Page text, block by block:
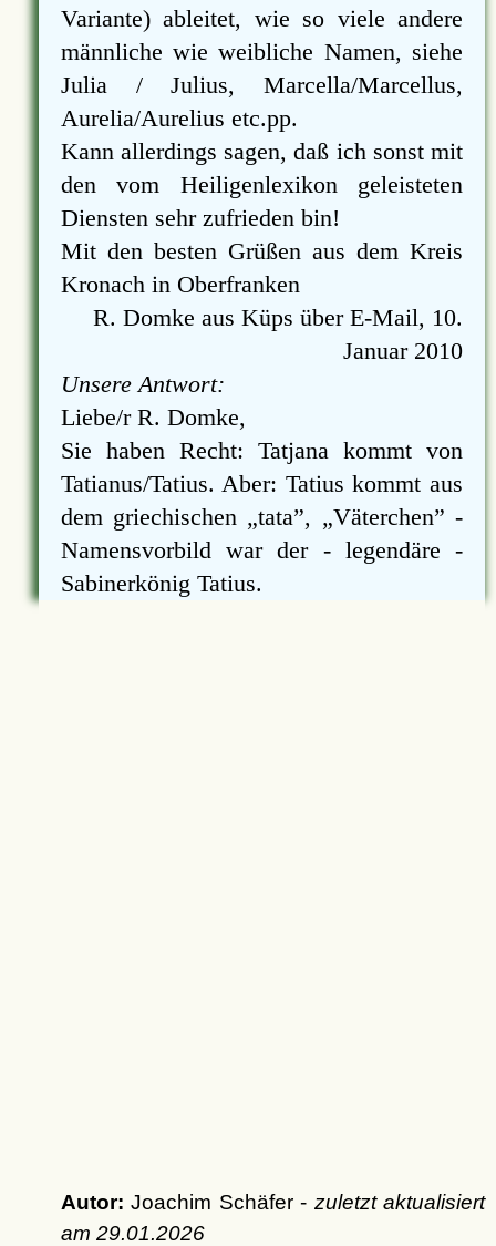
Variante) ableitet, wie so viele andere
männliche wie weibliche Namen, siehe
Julia / Julius, Marcella/Marcellus,
Aurelia/Aurelius etc.pp.
Kann allerdings sagen, daß ich sonst mit
den vom Heiligenlexikon geleisteten
Diensten sehr zufrieden bin!
Mit den besten Grüßen aus dem Kreis
Kronach in Oberfranken
R. Domke aus Küps über E-Mail, 10.
Januar 2010
Unsere Antwort:
Liebe/r R. Domke,
Sie haben Recht: Tatjana kommt von
Tatianus/Tatius. Aber: Tatius kommt aus
dem griechischen
tata , Väterchen
-
Namensvorbild war der - legendäre -
Sabinerkönig Tatius.
Autor: Joachim Schäfer - zuletzt aktualisiert
am 29.01.2026